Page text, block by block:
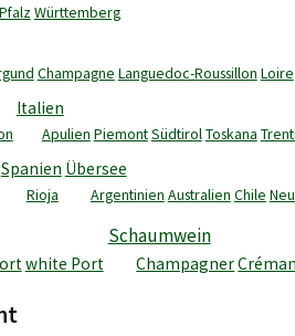
Pfalz Württemberg
Champagne Languedoc-Roussillon Loire
Italien
Apulien PiemontSüdtirol Toskana
Spanien
Rioja
Übersee
Argentinien Australien Chile
white Port
Schaumwein
Champagner